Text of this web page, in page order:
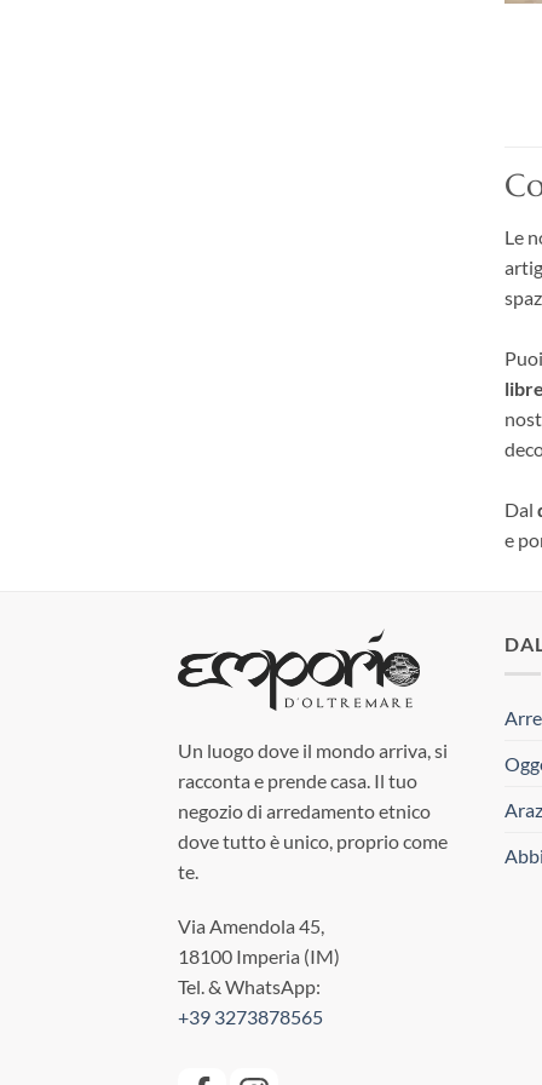
Le
Dal
e
Un luogo dove il mondo arriva, si
racconta e prende casa. Il tuo
negozio di arredamento etnico
dove tutto è unico, proprio come
te.
Via Amendola 45,
18100 Imperia (IM)
Tel. & WhatsApp:
+39 3273878565